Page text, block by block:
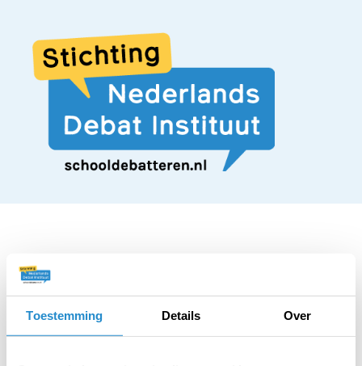
Toestemming Details Over
STELLING
Elk gezin moet één